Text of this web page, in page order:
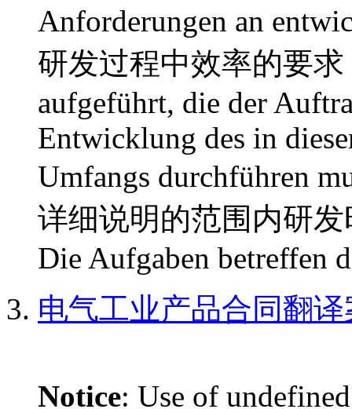
Anforderungen an
研发过程中效率的要求
aufgeführt, die der
Entwicklung des in
Umfangs durchführen
详细说明的范围内研
Die Aufgaben betreffen
电气工业产品合同翻
Notice: Use of